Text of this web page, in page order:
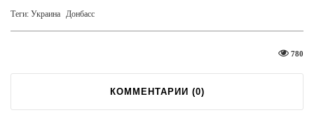
Теги: Украина Донбасс
780
КОММЕНТАРИИ (0)